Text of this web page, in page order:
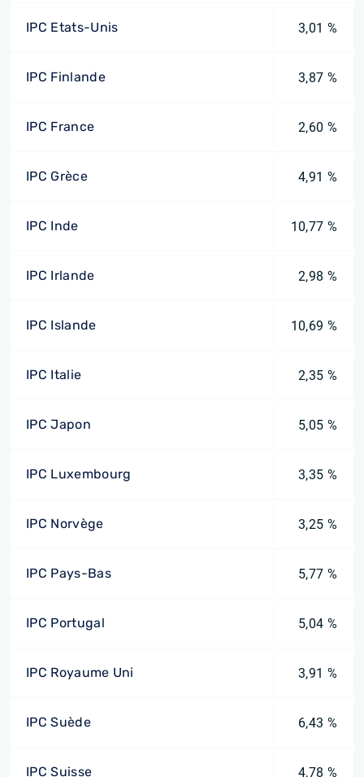
IPC Etats-Unis 3,01 %
IPC Finlande 3,87 %
IPC France 2,60 %
IPC Grèce 4,91 %
IPC Inde 10,77 %
IPC Irlande 2,98 %
IPC Islande 10,69 %
IPC Italie 2,35 %
IPC Japon 5,05 %
IPC Luxembourg 3,35 %
IPC Norvège 3,25 %
IPC Pays-Bas 5,77 %
IPC Portugal 5,04 %
IPC Royaume Uni 3,91 %
IPC Suède 6,43 %
IPC Suisse 4,78 %